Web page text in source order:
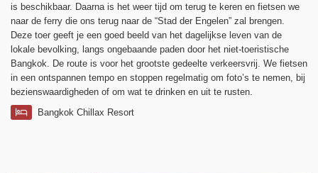
is beschikbaar. Daarna is het weer tijd om terug te keren en fietsen we
naar de ferry die ons terug naar de “Stad der Engelen” zal brengen.
Deze toer geeft je een goed beeld van het dagelijkse leven van de
lokale bevolking, langs ongebaande paden door het niet-toeristische
Bangkok. De route is voor het grootste gedeelte verkeersvrij. We fietsen
in een ontspannen tempo en stoppen regelmatig om foto’s te nemen, bij
bezienswaardigheden of om wat te drinken en uit te rusten.
Bangkok Chillax Resort